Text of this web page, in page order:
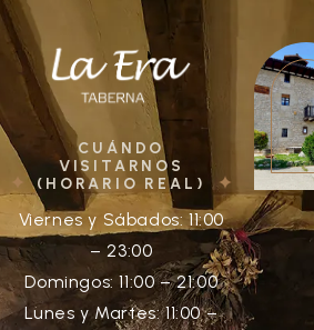
CUÁNDO
VISITARNOS
(HORARIO REAL)
Viernes y Sábados: 11:00
– 23:00
Domingos: 11:00 – 21:00
Lunes y Martes: 11:00 –